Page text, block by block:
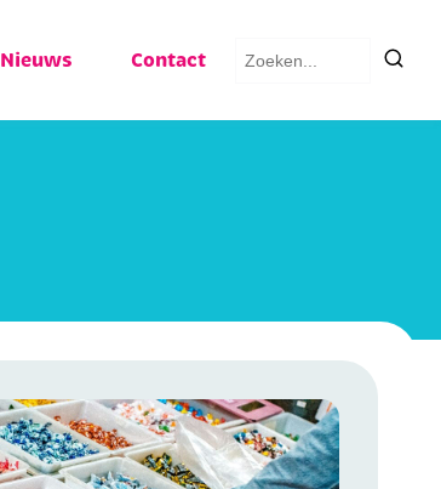
Nieuws Contact
Zoeken